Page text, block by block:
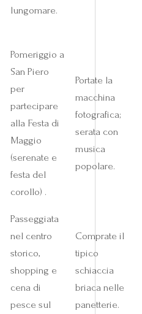
lungomare.
Pomeriggio a
San Piero
per
partecipare
alla Festa di
Maggio
(serenate e
festa del
corollo) .
Portate la
macchina
fotografica;
serata con
musica
popolare.
Passeggiata
nel centro
storico,
shopping e
cena di
pesce sul
Comprate il
tipico
schiaccia
briaca nelle
panetterie.